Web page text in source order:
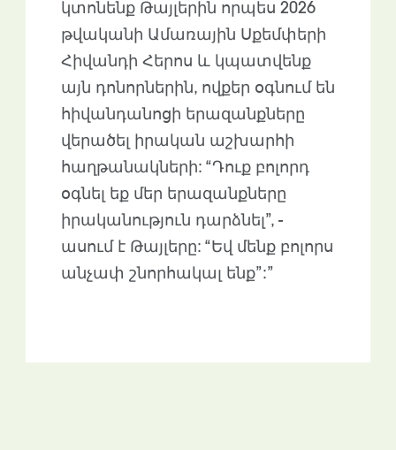
կտոնենք Թայլերին որպես 2026
թվականի Ամառային Սքեմփերի
Հիվանդի Հերոս և կպատվենք
այն դոնորներին, ովքեր օգնում են
հիվանդանոցի երազանքները
վերածել իրական աշխարհի
հաղթանակների: “Դուք բոլորդ
օգնել եք մեր երազանքները
իրականություն դարձնել”, -
ասում է Թայլերը: “Եվ մենք բոլորս
անչափ շնորհակալ ենք”:”